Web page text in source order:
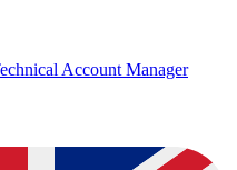
Account Manager